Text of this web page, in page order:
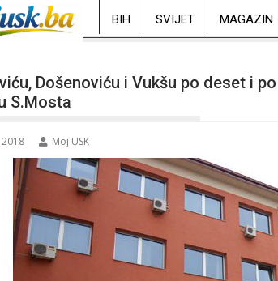
BIH SVIJET MAGAZIN
Došenoviću i Vukšu po deset i
S.Mosta
Moj USK